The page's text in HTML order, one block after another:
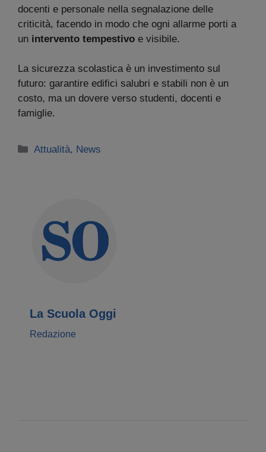
docenti e personale nella segnalazione delle
criticità, facendo in modo che ogni allarme porti a
un intervento tempestivo e visibile.
La sicurezza scolastica è un investimento sul
futuro: garantire edifici salubri e stabili non è un
costo, ma un dovere verso studenti, docenti e
famiglie.
Categorie
Attualità, News
La Scuola Oggi
Redazione